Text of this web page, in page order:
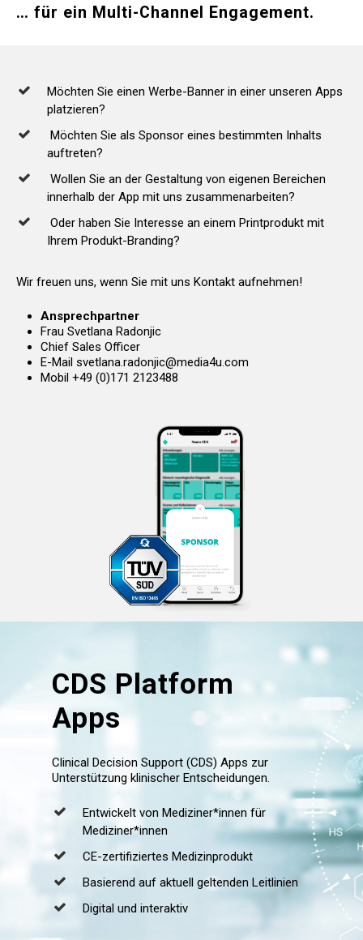
… für ein Multi-Channel Engagement.
Möchten Sie einen Werbe-Banner in einer unseren Apps
platzieren?
Möchten Sie als Sponsor eines bestimmten Inhalts
auftreten?
Wollen Sie an der Gestaltung von eigenen Bereichen
innerhalb der App mit uns zusammenarbeiten?
Oder haben Sie Interesse an einem Printprodukt mit
Ihrem Produkt-Branding?
Wir freuen uns, wenn Sie mit uns Kontakt aufnehmen!
Ansprechpartner
Frau Svetlana Radonjic
Chief Sales Officer
E-Mail svetlana.radonjic@media4u.com
Mobil +49 (0)171 2123488
CDS Platform
Apps
Clinical Decision Support (CDS) Apps zur
Unterstützung klinischer Entscheidungen.
Entwickelt von Mediziner*innen für
Mediziner*innen
CE-zertifiziertes Medizinprodukt
Basierend auf aktuell geltenden Leitlinien
Digital und interaktiv